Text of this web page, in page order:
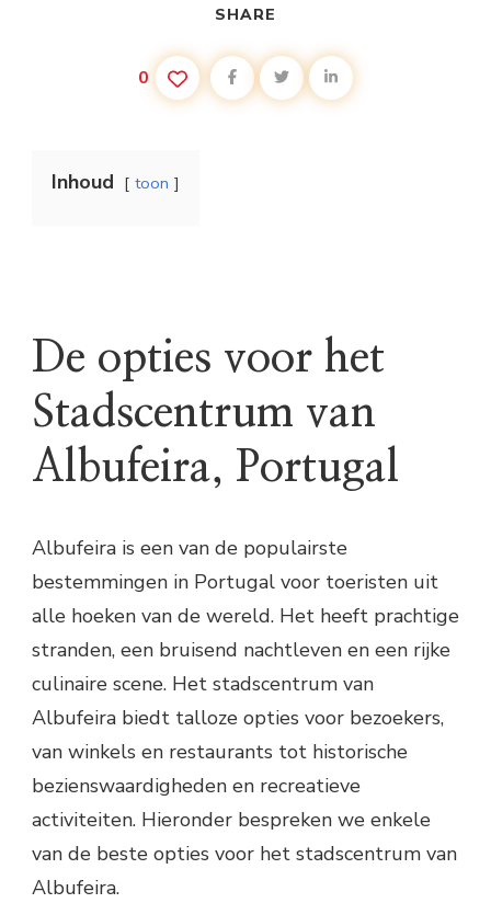
SHARE
0
Inhoud toon
De opties voor het
Stadscentrum van
Albufeira, Portugal
Albufeira is een van de populairste
bestemmingen in Portugal voor toeristen uit
alle hoeken van de wereld. Het heeft prachtige
stranden, een bruisend nachtleven en een rijke
culinaire scene. Het stadscentrum van
Albufeira biedt talloze opties voor bezoekers,
van winkels en restaurants tot historische
bezienswaardigheden en recreatieve
activiteiten. Hieronder bespreken we enkele
van de beste opties voor het stadscentrum van
Albufeira.